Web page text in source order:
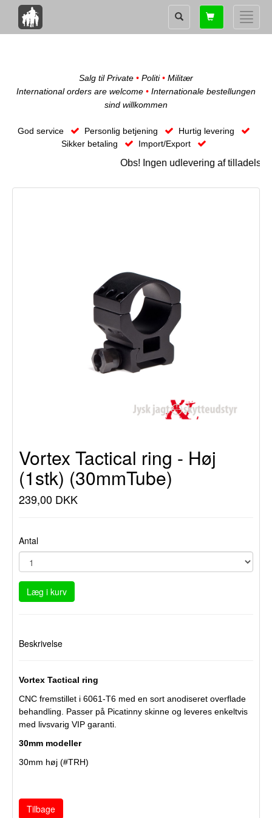
Toggle
Shopping
card
Salg til Private • Politi• Militær
International orders are welcome • Internationale bestellungen
sind willkommen
God service Personlig betjening
Hurtig levering
Sikker betaling
Import/Export
Obs! Ingen udlevering af
Vortex Tactical ring - Høj
(1stk) (30mmTube)
239,00 DKK
Antal
Læg i kurv
Beskrivelse
Vortex Tactical ring
CNC fremstillet i 6061-T6 med en sort anodiseret overflade
behandling. Passer på Picatinny skinne og leveres enkeltvis
med livsvarig VIP garanti.
30mm modeller
30mm høj (#TRH)
Tilbage